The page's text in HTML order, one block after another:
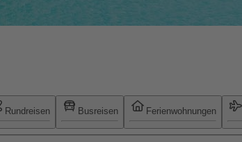
Rundreisen Busreisen Ferienwohnungen